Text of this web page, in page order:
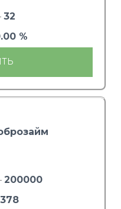
32
%
200000
378